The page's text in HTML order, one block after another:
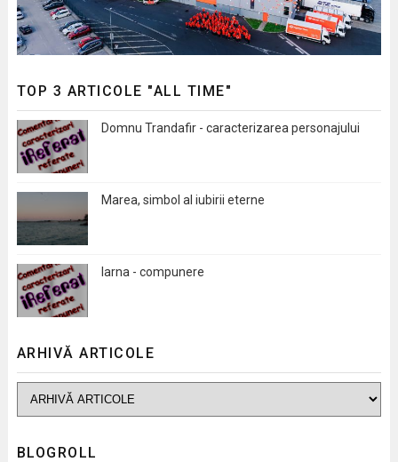
TOP 3 ARTICOLE "ALL TIME"
Domnu Trandafir - caracterizarea personajului
Marea, simbol al iubirii eterne
Iarna - compunere
ARHIVĂ ARTICOLE
BLOGROLL